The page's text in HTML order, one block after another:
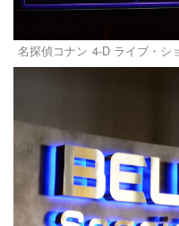
名探偵コナン 4-D ライブ・シ